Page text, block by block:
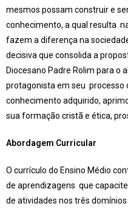
mesmos possam construir e
conhecimento, a qual resulta
fazem a diferença na
decisiva que consolida a
Diocesano Padre Rolim para o
protagonista em seu processo
conhecimento adquirido,
sua formação cristã e ética,
Abordagem Curricular
O currículo do Ensino Médio
de aprendizagens que
de atividades nos três